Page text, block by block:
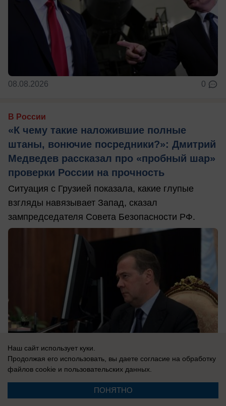
08.08.2026 0
В России
«К чему такие наложившие полные
штаны, вонючие посредники?»: Дмитрий
Медведев рассказал про «пробный шар»
проверки России на прочность
Ситуация с Грузией показала, какие глупые
взгляды навязывает Запад, сказал
зампредседателя Совета Безопасности РФ.
Наш сайт использует куки.
Продолжая его использовать, вы даете согласие на обработку
файлов cookie и пользовательских данных.
ПОНЯТНО